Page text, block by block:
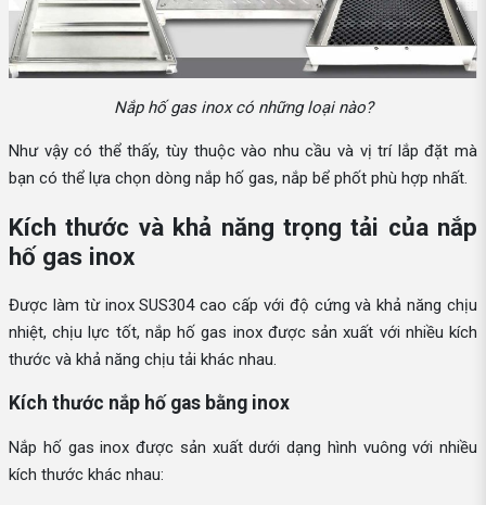
Nắp hố gas inox có những loại nào?
Như vậy có thể thấy, tùy thuộc vào nhu cầu và vị trí lắp đặt mà
bạn có thể lựa chọn dòng nắp hố gas, nắp bể phốt phù hợp nhất.
Kích thước và khả năng trọng tải của nắp
hố gas inox
Được làm từ inox SUS304 cao cấp với độ cứng và khả năng chịu
nhiệt, chịu lực tốt, nắp hố gas inox được sản xuất với nhiều kích
thước và khả năng chịu tải khác nhau.
Kích thước nắp hố gas bằng inox
Nắp hố gas inox được sản xuất dưới dạng hình vuông với nhiều
kích thước khác nhau: